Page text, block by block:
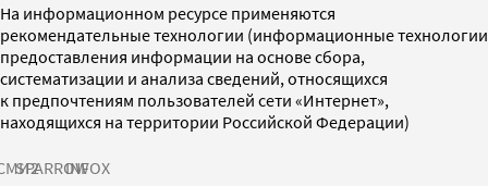
На информационном ресурсе применяются
рекомендательные технологии (информационные технологии
предоставления информации на основе сбора,
систематизации и анализа сведений, относящихся
к предпочтениям пользователей сети «Интернет»,
находящихся на территории Российской Федерации)
SPARROWINFOX